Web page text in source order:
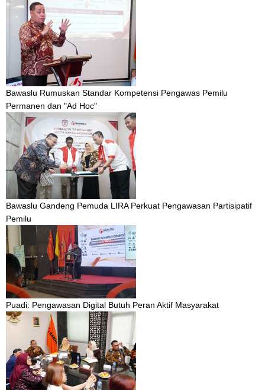
Bawaslu Rumuskan Standar Kompetensi Pengawas Pemilu
Permanen dan "Ad Hoc"
Bawaslu Gandeng Pemuda LIRA Perkuat Pengawasan Partisipatif
Pemilu
Puadi: Pengawasan Digital Butuh Peran Aktif Masyarakat